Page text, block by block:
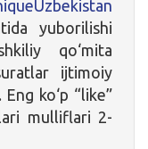
yuborilishi
qo‘mita
ijtimoiy
ko‘p “like”
mulliflari 2-